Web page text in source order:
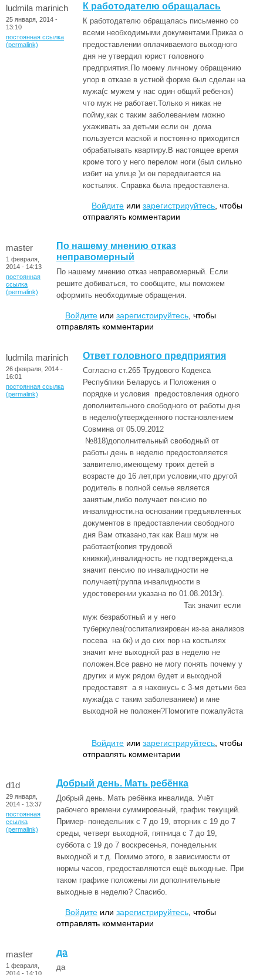
ludmila marinich
25 января, 2014 -
13:10
постоянная ссылка
(permalink)
К работодателю обращалась
К работодателю обращалась письменно со
всеми необходимыми документами.Приказ о
предоставлении оплачиваемого выходного
дня не утвердил юрист головного
предприятия.По моему личному обращению
упор в отказе в устной форме был сделан на
мужа(с мужем у нас один общий ребенок)
что муж не работает.Только я никак не
пойму,как с таким заболеванием можно
ухаживать за детьми если он дома
пользуется маской и постоянно приходится
обрабатывать квартиру.В настоящее время
кроме того у него перелом ноги (был сильно
избит на улице )и он передвигается на
костылях. Справка была предоставлена.
Войдите или зарегистрируйтесь , чтобы
отправлять комментарии
master
1 февраля,
2014 - 14:13
постоянная
ссылка
(permalink)
По нашему мнению отказ
неправомерный
По нашему мнению отказ неправомерный. Если
решите добиваться, то сообщите, мы поможем
оформить необходимые обращения.
Войдите или зарегистрируйтесь , чтобы
отправлять комментарии
ludmila marinich
26 февраля, 2014 -
16:01
постоянная ссылка
(permalink)
Ответ головного предприятия
Согласно ст.265 Трудового Кодекса
Республики Беларусь и Положения о
порядке и условия предостовления одного
дополнительного свободного от работы дня
в неделю(утвержденного постановлением
Совмина от 05.09.2012
№818)дополнительный свободный от
работы день в неделю предостовляется
заявителю,имеющему троих детей в
возрасте до 16 лет,при условии,что другой
родитель в полной семье является
занятым,либо получает пенсию по
инвалидности.на основании предъявленных
документов в предоставлении свободного
дня Вам отказано,так как Ваш муж не
работает(копия трудовой
книжки),инвалидность не подтверждена,а
значит пенсию по инвалидности не
получает(группа инвалидности в
удостоверении указана по 01.08.2013г).
Так значит если
муж безработный и у него
туберкулез(госпитализирован из-за анализов
посева на бк) и до сих пор на костылях
значит мне выходной раз в неделю не
положен.Все равно не могу понять почему у
других и муж рядом будет и выходной
предоставят а я нахожусь с 3-мя детьми без
мужа(да с таким заболеванием) и мне
выходной не положен?Помогите пожалуйста
Войдите или зарегистрируйтесь , чтобы
отправлять комментарии
d1d
29 января,
2014 - 13:37
постоянная
ссылка
(permalink)
Добрый день. Мать ребёнка
Добрый день. Мать ребёнка инвалида. Учёт
рабочего времени суммированый, график текущий.
Пример- понедельник с 7 до 19, вторник с 19 до 7
среды, четверг выходной, пятница с 7 до 19,
суббота с 19 до 7 воскресенья, понедельник
выходной и т.д. Помимо этого, в зависимости от
нормы часов, предоставляются ещё выходные. При
таком графике положены ли дополнительные
выходные в неделю? Спасибо.
Войдите или зарегистрируйтесь , чтобы
отправлять комментарии
master
1 февраля,
2014 - 14:10
да
да